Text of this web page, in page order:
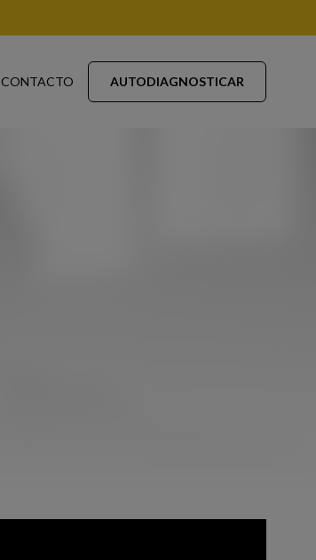
CONTACTO AUTODIAGNOSTICAR